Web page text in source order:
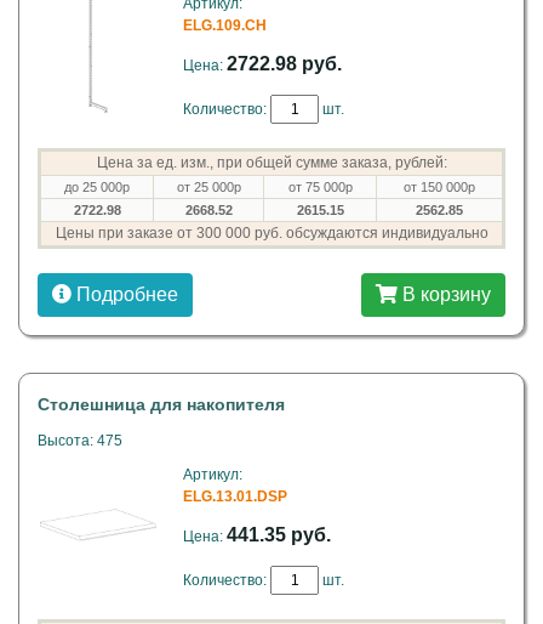
Артикул:
ELG.109.CH
Цена: 2722.98 руб.
Количество: шт.
Цена за ед. изм., при общей сумме заказа, рублей:
до 25 000р от 25 000р от 75 000р
от 150 000р
2722.98
2668.52 2615.15 2562.85
Цены при заказе от 300 000 руб. обсуждаются индивидуально
Подробнее В корзину
Столешница для накопителя
Высота: 475
Артикул:
ELG.13.01.DSP
Цена: 441.35 руб.
Количество: шт.